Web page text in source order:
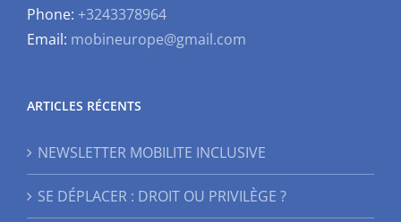
Phone: +3243378964
Email: mobineurope@gmail.com
ARTICLES RÉCENTS
NEWSLETTER MOBILITE INCLUSIVE
SE DÉPLACER : DROIT OU PRIVILÈGE ?